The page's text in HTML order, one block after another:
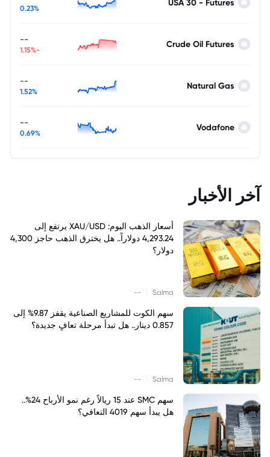
USA 30 - Futures
0.23%
Crude Oil Futures
--
-1.15%
Natural Gas
--
1.52%
Vodafone
--
0.69%
آخر الأخبار
أسعار الذهب اليوم: XAU/USD يرتفع إلى
4,293.24 دولاراً.. هل يخترق الذهب حاجز 4,300
دولار؟
Salma
--
سهم الكوت للمشاريع الصناعية يقفز 9.87% إلى
0.857 دينار.. هل تبدأ مرحلة تعافٍ جديدة؟
Salma
--
سهم SMC عند 15 ريالاً رغم نمو الأرباح 24%..
هل يبدأ سهم 4019 التعافي؟